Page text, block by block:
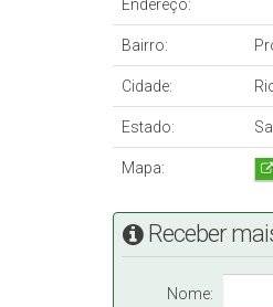
Obs.: Valor sujeito
Endereço:
Bairro:
Cidade:
Estado:
Mapa:
Receber
Nome: